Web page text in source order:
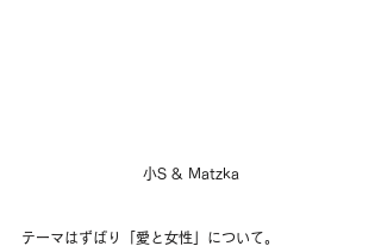
小S & Matzka
テーマはずばり「愛と女性」について。